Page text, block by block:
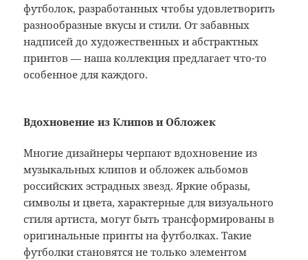
футболок, разработанных чтобы удовлетворить
разнообразные вкусы и стили. От забавных
надписей до художественных и абстрактных
принтов — наша коллекция предлагает что-то
особенное для каждого.
Вдохновение из Клипов и Обложек
Многие дизайнеры черпают вдохновение из
музыкальных клипов и обложек альбомов
российских эстрадных звезд. Яркие образы,
символы и цвета, характерные для визуального
стиля артиста, могут быть трансформированы в
оригинальные принты на футболках. Такие
футболки становятся не только элементом